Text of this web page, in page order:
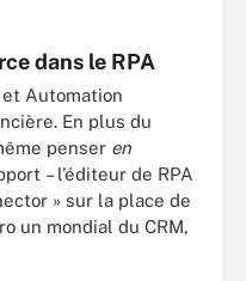
dans le RPA
Automation
En plus du
penser en
– l’éditeur de RPA
» sur la place de
un mondial du CRM,